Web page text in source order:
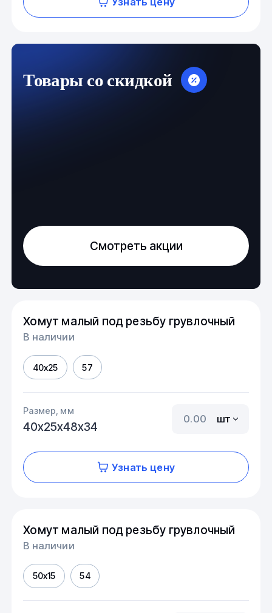
Товары со скидкой
Смотреть акции
Хомут малый под резьбу грувлочный
В наличии
40х25 57
Размер, мм
40х25х48х34
шт
Узнать цену
Хомут малый под резьбу грувлочный
В наличии
50х15 54